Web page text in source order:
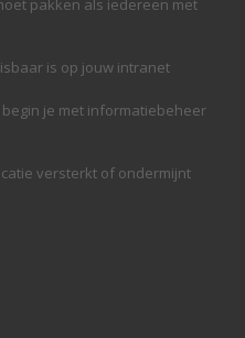
is op jouw intranet
je met informatiebeheer
versterkt of ondermijnt